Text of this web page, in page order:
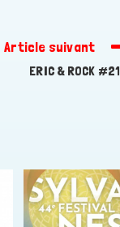
Article suivant
ERIC & ROCK